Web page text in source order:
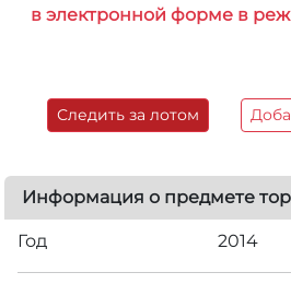
в электронной форме в
Следить за лотом
Информация о предмете
Год 2014